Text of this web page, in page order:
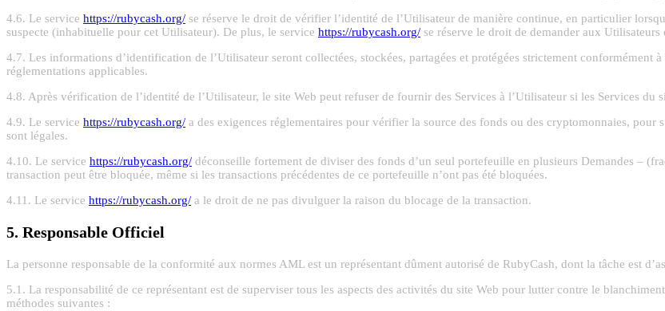
4.6. Le service https://rubycash.org/ se réserve le droit de vérifier l’identité de l’Utilisateur de manière continue, en particulier
suspecte (inhabituelle pour cet Utilisateur). De plus, le service https://rubycash.org/ se réserve le droit de demander aux
4.7. Les informations d’identification de l’Utilisateur seront collectées, stockées, partagées et protégées strictement conformément à
réglementations applicables.
4.8. Après vérification de l’identité de l’Utilisateur, le site Web peut refuser de fournir des Services à l’Utilisateur si les Services du
4.9. Le service https://rubycash.org/ a des exigences réglementaires pour vérifier la source des fonds ou des cryptomonnaies, pour
sont légales.
4.10. Le service https://rubycash.org/ déconseille fortement de diviser des fonds d’un seul portefeuille en plusieurs Demandes –
transaction peut être bloquée, même si les transactions précédentes de ce portefeuille n’ont pas été bloquées.
4.11. Le service https://rubycash.org/ a le droit de ne pas divulguer la raison du blocage de la transaction.
5. Responsable Officiel
La personne responsable de la conformité aux normes AML est un représentant dûment autorisé de RubyCash, dont la tâche est
5.1. La responsabilité de ce représentant est de superviser tous les aspects des activités du site Web pour lutter contre le
méthodes suivantes :